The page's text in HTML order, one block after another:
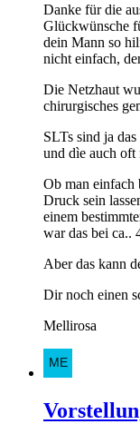
Danke für die
Glückwünsche
dein Mann so
nicht einfach,
Die Netzhaut
chirurgisches
SLTs sind ja
und dìe auch oft
Ob man einfach
Druck sein
einem
war das bei ca..
Aber das kann
Dir noch einen
Mellirosa